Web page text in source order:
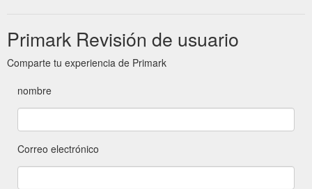
Primark Revisión de usuario
Comparte tu experiencia de Primark
nombre
Correo electrónico